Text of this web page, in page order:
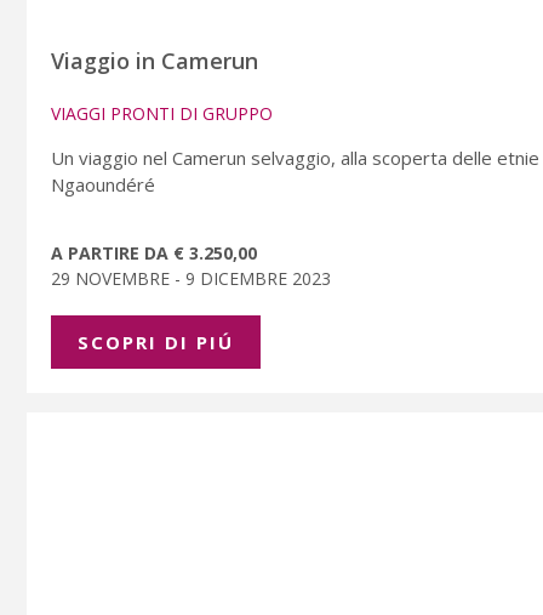
Viaggio in Camerun
VIAGGI PRONTI DI GRUPPO
Un viaggio nel Camerun selvaggio, alla scoperta delle
Ngaoundéré
A PARTIRE DA € 3.250,00
29 NOVEMBRE - 9 DICEMBRE 2023
SCOPRI DI PIÚ